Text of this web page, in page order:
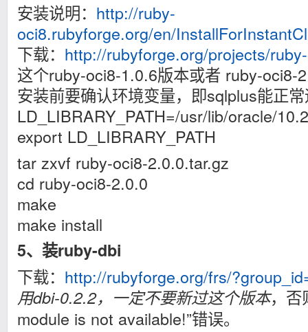
安装说明： http://ruby-
oci8.rubyforge.org/en/
下载： http://rubyforge.org/projects/
这个ruby-oci8-1.0.6版本或者 ruby-oci8-
安装前要确认环境变量，即sqlplus能正
LD_LIBRARY_PATH=/usr/lib/oracle/
export LD_LIBRARY_PATH
tar zxvf ruby-oci8-2.0.0.tar.gz
cd ruby-oci8-2.0.0
make
make install
5、装ruby-dbi
下载： http://rubyforge.org/frs/
用dbi-0.2.2，一定不要新过这个版本，否
module is not available!”错误。